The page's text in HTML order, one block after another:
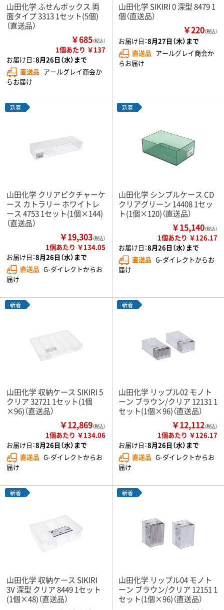
山田化学 ふせんボックス 両
面タイプ 3313 1セット(5個)
（直送品）
￥685（税込）
1個あたり ￥137
お届け日：8月26日（水）まで
直送品 アールグレイ商会か
らお届け
山田化学 SIKIRI 0 深型 8479 1
個（直送品）
￥220（税込）
お届け日：8月27日（木）まで
直送品 アールグレイ商会か
らお届け
新着
山田化学 クリアピクチャーケ
ース カトラリー ホワイトレ
ース 4753 1セット(1個×144)
（直送品）
￥19,303（税込）
1個あたり ￥134.05
お届け日：8月26日（水）まで
直送品 G-ダイレクトからお
届け
新着
山田化学 シンプルケース CD
クリアグリーン 14408 1セッ
ト(1個×120)（直送品）
￥15,140（税込）
1個あたり ￥126.17
お届け日：8月26日（水）まで
直送品 G-ダイレクトからお
届け
新着
山田化学 収納ケース SIKIRI 5
クリア 32721 1セット(1個
×96)（直送品）
￥12,869（税込）
1個あたり ￥134.06
お届け日：8月26日（水）まで
直送品 G-ダイレクトからお
届け
新着
山田化学 リップル02 モノト
ーン ブラウン/クリア 12131 1
セット(1個×96)（直送品）
￥12,112（税込）
1個あたり ￥126.17
お届け日：8月26日（水）まで
直送品 G-ダイレクトからお
届け
新着
山田化学 収納ケース SIKIRI
3V 深型 クリア 8449 1セット
(1個×48)（直送品）
新着
山田化学 リップル04 モノト
ーン ブラウン/クリア 12151 1
セット(1個×96)（直送品）